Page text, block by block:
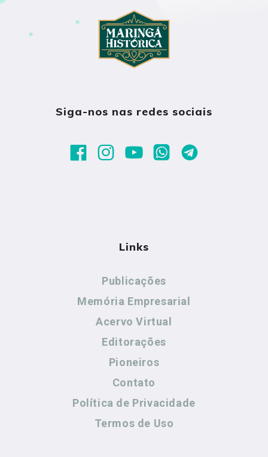
Siga-nos nas redes sociais
Links
Publicações
Memória Empresarial
Acervo Virtual
Editorações
Pioneiros
Contato
Política de Privacidade
Termos de Uso